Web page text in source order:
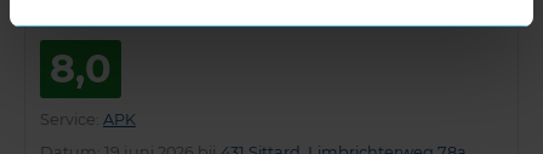
8,0
Service APK